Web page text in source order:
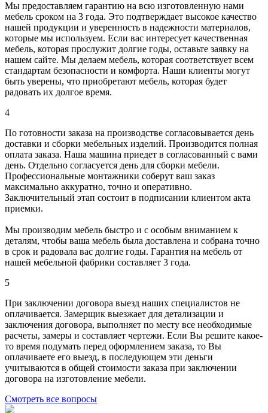
Мы предоставляем гарантию на всю изготовленную нами
мебель сроком на 3 года. Это подтверждает высокое качество
нашей продукции и уверенность в надежности материалов,
которые мы используем. Если вас интересует качественная
мебель, которая прослужит долгие годы, оставьте заявку на
нашем сайте. Мы делаем мебель, которая соответствует всем
стандартам безопасности и комфорта. Наши клиенты могут
быть уверены, что приобретают мебель, которая будет
радовать их долгое время.
4
По готовности заказа на производстве согласовывается день
доставки и сборки мебельных изделий. Производится полная
оплата заказа. Наша машина приедет в согласованный с вами
день. Отдельно согласуется день для сборки мебели.
Профессиональные монтажники соберут ваш заказ
максимально аккуратно, точно и оперативно.
Заключительный этап состоит в подписании клиентом акта
приемки.
Мы производим мебель быстро и с особым вниманием к
деталям, чтобы ваша мебель была доставлена и собрана точно
в срок и радовала вас долгие годы. Гарантия на мебель от
нашей мебельной фабрики составляет 3 года.
5
При заключении договора выезд наших специалистов не
оплачивается. Замерщик выезжает для детализации и
заключения договора, выполняет по месту все необходимые
расчеты, замеры и составляет чертежи. Если Вы решите какое-
то время подумать перед оформлением заказа, то Вы
оплачиваете его выезд, в последующем эти деньги
учитываются в общей стоимости заказа при заключении
договора на изготовление мебели.
Смотреть все вопросы